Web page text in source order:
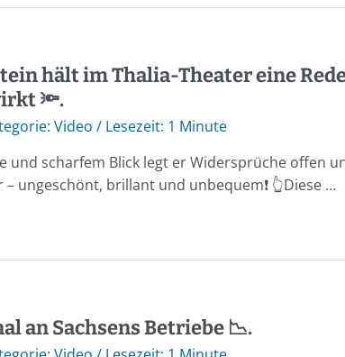
hält im Thalia-Theater eine
🔦.
Video /
1 Minute
und scharfem Blick legt er Widersprüche offen
ungeschönt, brillant und unbequem❗️ 👆Diese …
an Sachsens Betriebe 📉.